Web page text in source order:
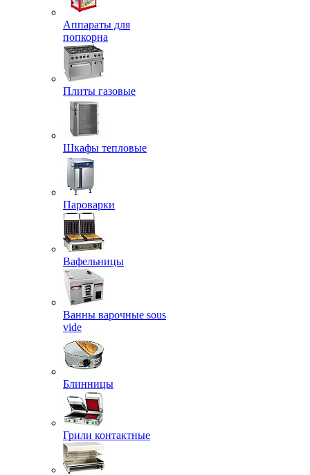
Аппараты для
попкорна
Плиты газовые
Шкафы тепловые
Пароварки
Вафельницы
Ванны варочные sous
vide
Блинницы
Грили контактные